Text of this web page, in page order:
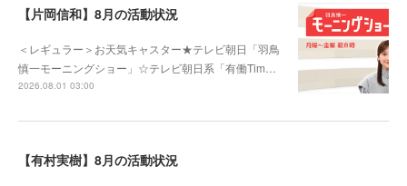
【片岡信和】8月の活動状況
＜レギュラー＞お天気キャスター★テレビ朝日「羽鳥
慎一モーニングショー」☆テレビ朝日系「有働Tim…
2026.08.01 03:00
【有村実樹】8月の活動状況